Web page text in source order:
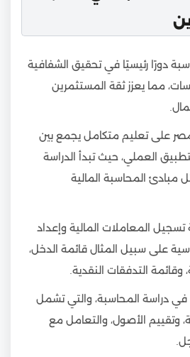
دورًا رئيسيًا في تحقيق الشفافية
مما يعزز ثقة المستثمرين
على تعليم متكامل يجمع بين
العملي، حيث تبدأ الدراسة
مبادئ المحاسبة المالية
المعاملات المالية وإعداد
على سبيل المثال قائمة الدخل،
وقائمة التدفقات النقدية.
دراسة المحاسبة، والتي تشمل
وتقييم الأصول، والتعامل مع